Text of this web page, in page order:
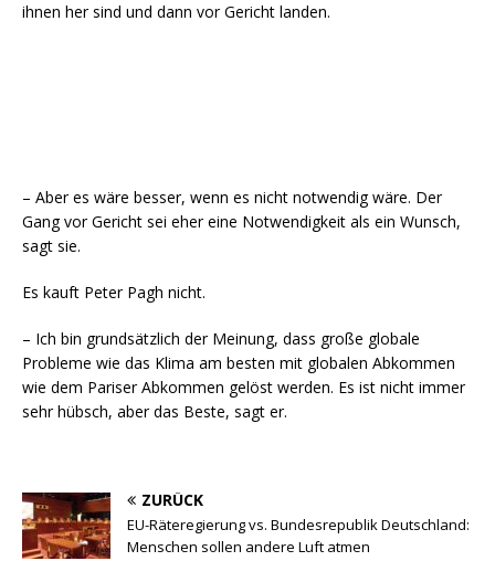
ihnen her sind und dann vor Gericht landen.
– Aber es wäre besser, wenn es nicht notwendig wäre. Der
Gang vor Gericht sei eher eine Notwendigkeit als ein Wunsch,
sagt sie.
Es kauft Peter Pagh nicht.
– Ich bin grundsätzlich der Meinung, dass große globale
Probleme wie das Klima am besten mit globalen Abkommen
wie dem Pariser Abkommen gelöst werden. Es ist nicht immer
sehr hübsch, aber das Beste, sagt er.
ZURÜCK
EU-Räteregierung vs. Bundesrepublik Deutschland:
Menschen sollen andere Luft atmen